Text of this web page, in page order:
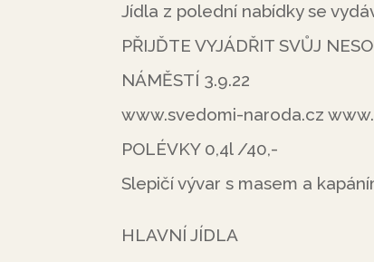
Jídla z polední nabídky se
PŘIJĎTE VYJÁDŘIT SVŮJ
NÁMĚSTÍ 3.9.22
www.svedomi-naroda.cz
POLÉVKY 0,4l /40,-
Slepičí vývar s masem a
HLAVNÍ JÍDLA